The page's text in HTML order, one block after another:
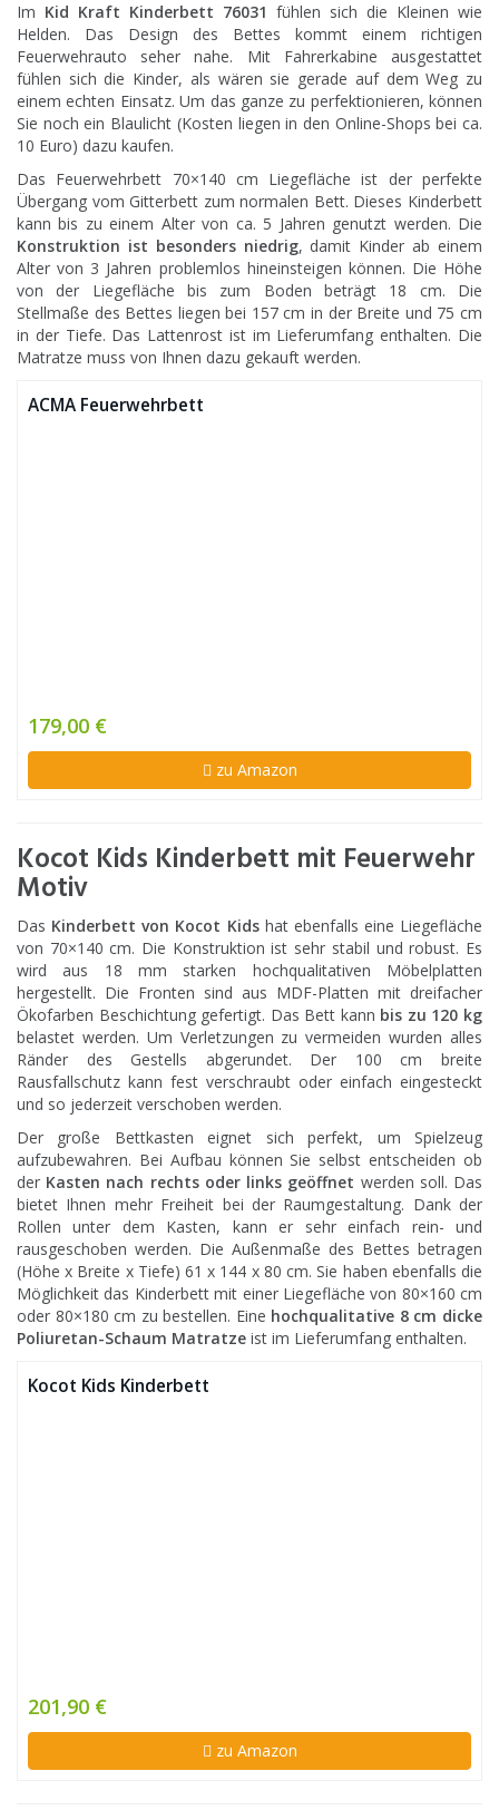
Im Kid Kraft Kinderbett 76031 fühlen sich die Kleinen wie
Helden. Das Design des Bettes kommt einem richtigen
Feuerwehrauto seher nahe. Mit Fahrerkabine ausgestattet
fühlen sich die Kinder, als wären sie gerade auf dem Weg zu
einem echten Einsatz. Um das ganze zu perfektionieren, können
Sie noch ein Blaulicht (Kosten liegen in den Online-Shops bei ca.
10 Euro) dazu kaufen.
Das Feuerwehrbett 70×140 cm Liegefläche ist der perfekte
Übergang vom Gitterbett zum normalen Bett. Dieses Kinderbett
kann bis zu einem Alter von ca. 5 Jahren genutzt werden. Die
Konstruktion ist besonders niedrig, damit Kinder ab einem
Alter von 3 Jahren problemlos hineinsteigen können. Die Höhe
von der Liegefläche bis zum Boden beträgt 18 cm. Die
Stellmaße des Bettes liegen bei 157 cm in der Breite und 75 cm
in der Tiefe. Das Lattenrost ist im Lieferumfang enthalten. Die
Matratze muss von Ihnen dazu gekauft werden.
ACMA Feuerwehrbett
179,00 €
zu Amazon
Kocot Kids Kinderbett mit Feuerwehr
Motiv
Das Kinderbett von Kocot Kidshat ebenfalls eine Liegefläche
von 70×140 cm. Die Konstruktion ist sehr stabil und robust. Es
wird aus 18 mm starken hochqualitativen Möbelplatten
hergestellt. Die Fronten sind aus MDF-Platten mit dreifacher
Ökofarben Beschichtung gefertigt. Das Bett kann bis zu 120 kg
belastet werden. Um Verletzungen zu vermeiden wurden alles
Ränder des Gestells abgerundet. Der 100 cm breite
Rausfallschutz kann fest verschraubt oder einfach eingesteckt
und so jederzeit verschoben werden.
Der große Bettkasten eignet sich perfekt, um Spielzeug
aufzubewahren. Bei Aufbau können Sie selbst entscheiden ob
der Kasten nach rechts oder links geöffnet werden soll. Das
bietet Ihnen mehr Freiheit bei der Raumgestaltung. Dank der
Rollen unter dem Kasten, kann er sehr einfach rein- und
rausgeschoben werden. Die Außenmaße des Bettes betragen
(Höhe x Breite x Tiefe) 61 x 144 x 80 cm. Sie haben ebenfalls die
Möglichkeit das Kinderbett mit einer Liegefläche von 80×160 cm
oder 80×180 cm zu bestellen. Eine hochqualitative 8 cm dicke
Poliuretan-Schaum Matratze ist im Lieferumfang enthalten.
Kocot Kids Kinderbett
201,90 €
zu Amazon